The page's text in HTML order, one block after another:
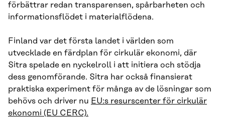
förbättrar redan transparensen, spårbarheten och
informationsflödet i materialflödena.
Finland var det första landet i världen som
utvecklade en färdplan för cirkulär ekonomi, där
Sitra spelade en nyckelroll i att initiera och stödja
dess genomförande. Sitra har också finansierat
praktiska experiment för många av de lösningar som
behövs och driver nu EU:s resurscenter för cirkulär
ekonomi (EU CERC).